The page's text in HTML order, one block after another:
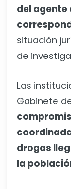
del agente
situación
de
Las
Gabinete
drogas
la